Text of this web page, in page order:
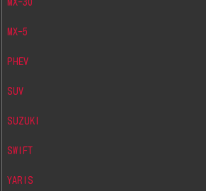
MX-5
PHEV
SUV
SUZUKI
SWIFT
YARIS